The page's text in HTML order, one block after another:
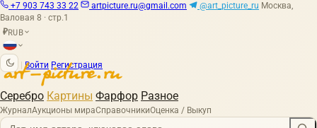
+7 903 743 33 22 artpicture.ru@gmail.com @art_picture_ru Москва,
Валовая 8 · стр.1
₽RUB
Войти Регистрация
Серебро Картины Фарфор Разное
ЖурналАукционы мираСправочникиОценка / Выкуп